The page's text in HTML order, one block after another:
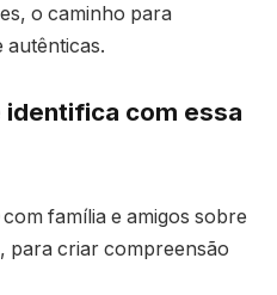
o caminho para
autênticas.
identifica com essa
com família e amigos sobre
para criar compreensão